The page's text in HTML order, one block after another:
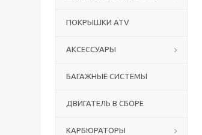
ПОКРЫШКИ ATV
АКСЕССУАРЫ
БАГАЖНЫЕ СИСТЕМЫ
ДВИГАТЕЛЬ В СБОРЕ
КАРБЮРАТОРЫ